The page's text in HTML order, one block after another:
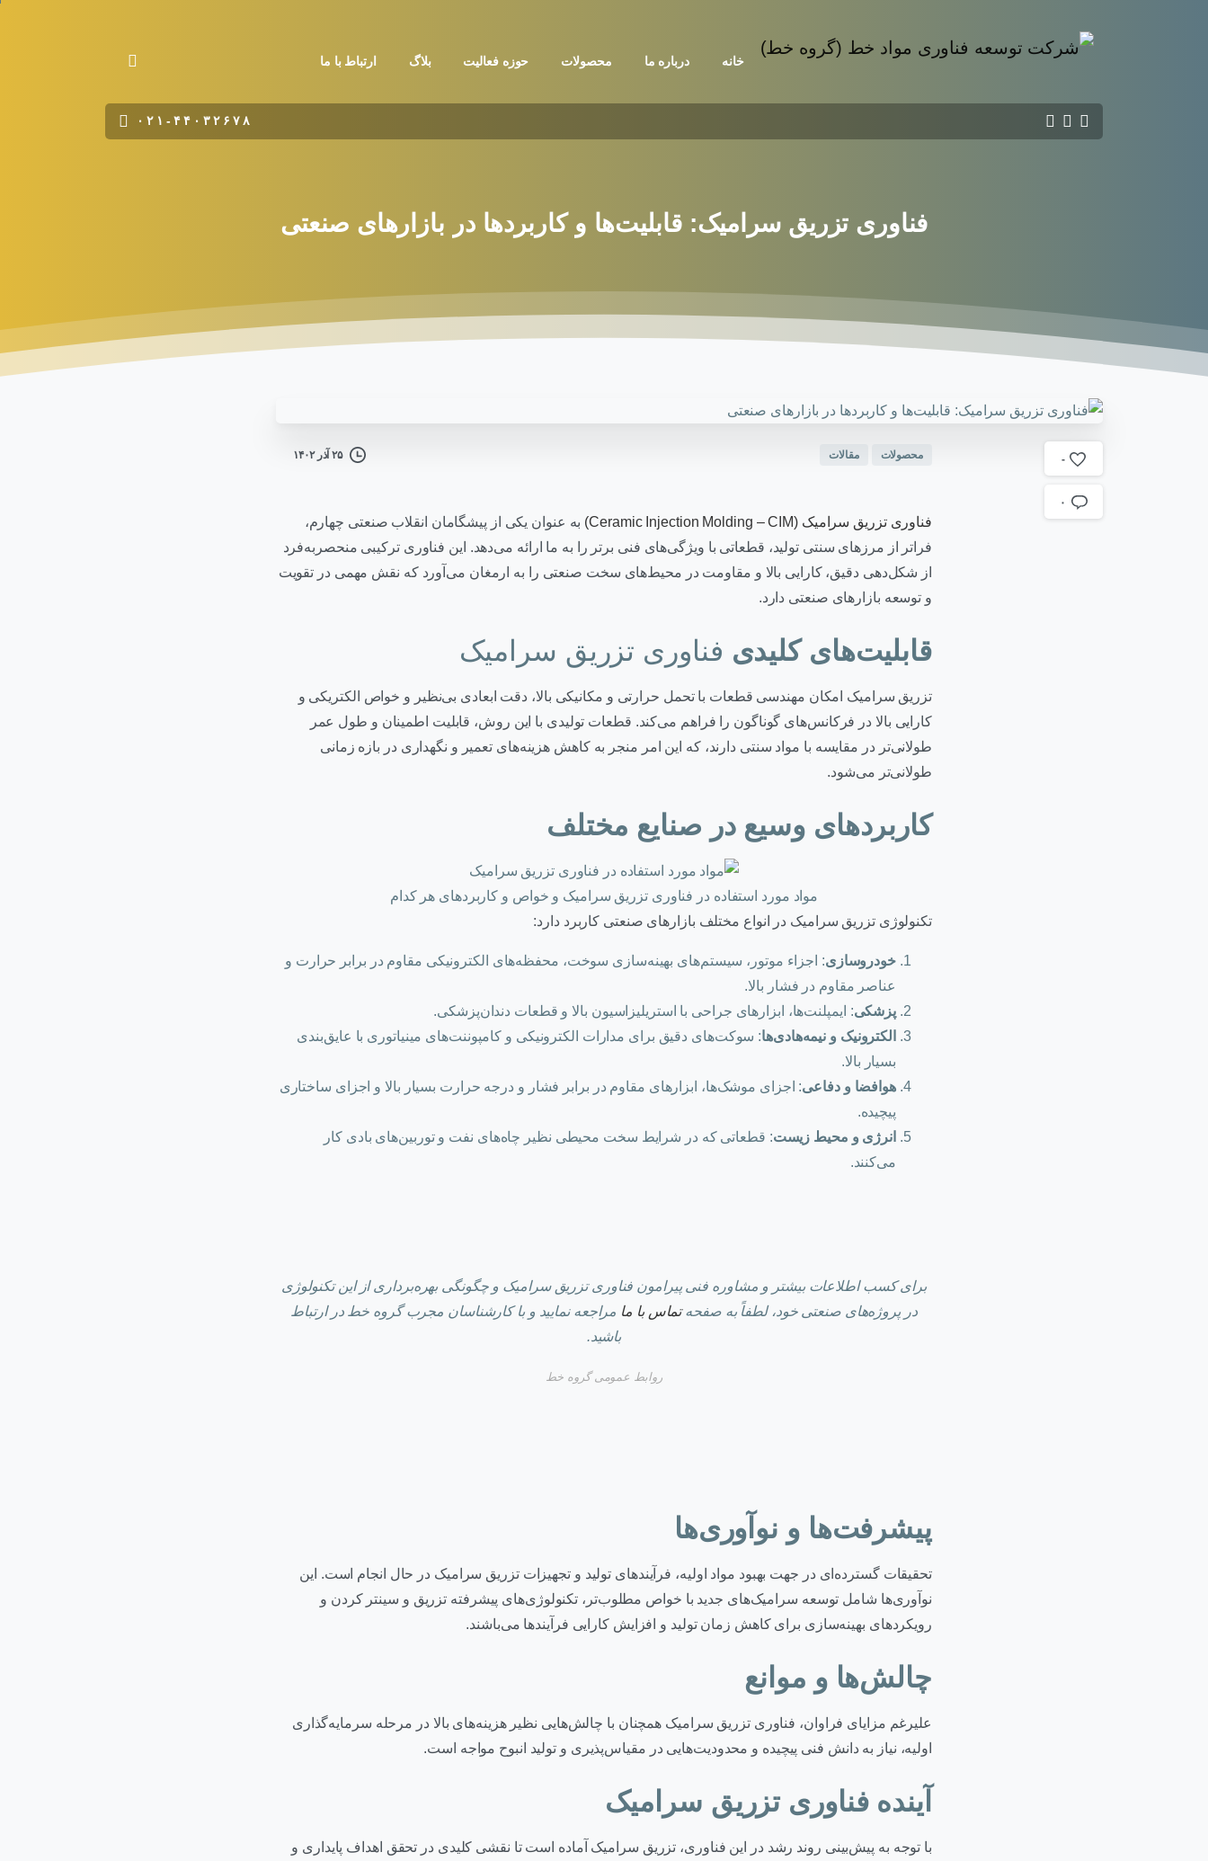
خانه درباره ما محصولات حوزه فعالیت بلاگ ارتباط با ما
۰۲۱-۴۴۰۳۲۶۷۸
فناوری تزریق سرامیک: قابلیت‌ها و کاربردها در بازارهای صنعتی
-
۰
محصولات مقالات ۲۵ آذر ۱۴۰۲
فناوری تزریق سرامیک (Ceramic Injection Molding – CIM)
به عنوان یکی از پیشگامان انقلاب صنعتی چهارم،
فراتر از مرزهای سنتی تولید، قطعاتی با ویژگی‌های فنی برتر را به ما ارائه می‌دهد. این فناوری ترکیبی منحصربه‌فرد
از شکل‌دهی دقیق، کارایی بالا و مقاومت در محیط‌های سخت صنعتی را به ارمغان می‌آورد که نقش مهمی در تقویت
و توسعه بازارهای صنعتی دارد.
قابلیت‌های کلیدی فناوری تزریق سرامیک
تزریق سرامیک امکان مهندسی قطعات با تحمل حرارتی و مکانیکی بالا، دقت ابعادی بی‌نظیر و خواص الکتریکی و
کارایی بالا در فرکانس‌های گوناگون را فراهم می‌کند. قطعات تولیدی با این روش، قابلیت اطمینان و طول عمر
طولانی‌تر در مقایسه با مواد سنتی دارند، که این امر منجر به کاهش هزینه‌های تعمیر و نگهداری در بازه زمانی
طولانی‌تر می‌شود.
کاربردهای وسیع در صنایع مختلف
مواد مورد استفاده در فناوری تزریق سرامیک و خواص و کاربردهای هر کدام
تکنولوژی تزریق سرامیک در انواع مختلف بازارهای صنعتی کاربرد دارد:
خودروسازی: اجزاء موتور، سیستم‌های بهینه‌سازی سوخت، محفظه‌های الکترونیکی مقاوم در برابر حرارت و
عناصر مقاوم در فشار بالا.
پزشکی: ایمپلنت‌ها، ابزارهای جراحی با استریلیزاسیون بالا و قطعات دندان‌پزشکی.
الکترونیک و نیمه‌هادی‌ها: سوکت‌های دقیق برای مدارات الکترونیکی و کامپوننت‌های مینیاتوری با عایق‌بندی
بسیار بالا.
هوافضا و دفاعی: اجزای موشک‌ها، ابزارهای مقاوم در برابر فشار و درجه حرارت بسیار بالا و اجزای ساختاری
پیچیده.
انرژی و محیط زیست: قطعاتی که در شرایط سخت محیطی نظیر چاه‌های نفت و توربین‌های بادی کار
می‌کنند.
برای کسب اطلاعات بیشتر و مشاوره فنی پیرامون فناوری تزریق سرامیک و چگونگی بهره‌برداری از این تکنولوژی
در پروژه‌های صنعتی خود، لطفاً به صفحهتماس با ما مراجعه نمایید و با کارشناسان مجرب گروه خط در ارتباط
باشید.
روابط عمومی گروه خط
پیشرفت‌ها و نوآوری‌ها
تحقیقات گسترده‌ای در جهت بهبود مواد اولیه، فرآیندهای تولید و تجهیزات تزریق سرامیک در حال انجام است. این
نوآوری‌ها شامل توسعه سرامیک‌های جدید با خواص مطلوب‌تر، تکنولوژی‌های پیشرفته تزریق و سینتر کردن و
رویکردهای بهینه‌سازی برای کاهش زمان تولید و افزایش کارایی فرآیندها می‌باشند.
چالش‌ها و موانع
علیرغم مزایای فراوان، فناوری تزریق سرامیک همچنان با چالش‌هایی نظیر هزینه‌های بالا در مرحله سرمایه‌گذاری
اولیه، نیاز به دانش فنی پیچیده و محدودیت‌هایی در مقیاس‌پذیری و تولید انبوح مواجه است.
آینده فناوری تزریق سرامیک
با توجه به پیش‌بینی روند رشد در این فناوری، تزریق سرامیک آماده است تا نقشی کلیدی در تحقق اهداف پایداری و